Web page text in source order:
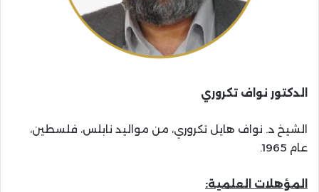
الدكتور نواف تكروري
الشيخ د. نواف هايل تكروري، من مواليد نابلس، فلسطين،
عام 1965.
المؤهلات العلمية: